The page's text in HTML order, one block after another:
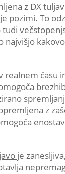
z DX
pozimi. To
najvišjo
času
z
je